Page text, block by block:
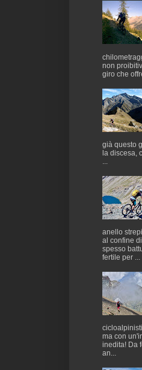
non
giro che
già questo
la discesa,
...
anello
al confine
spesso
fertile per ...
ma con
inedita! Da
an...